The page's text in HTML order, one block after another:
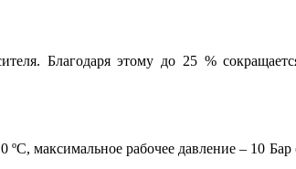
Благодаря этому до 25 %
максимальное рабочее давление – 10